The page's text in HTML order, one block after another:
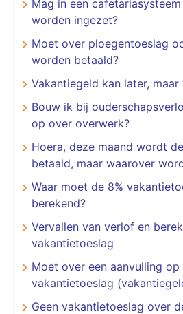
Mag in een
worden ingezet?
Moet over ploegentoeslag
worden betaald?
Vakantiegeld kan later,
Bouw ik bij
op over overwerk?
Hoera, deze maand wordt
betaald, maar waarover
Waar moet de 8%
berekend?
Vervallen van verlof en
vakantietoeslag
Moet over een aanvulling op
vakantietoeslag
Geen vakantietoeslag over